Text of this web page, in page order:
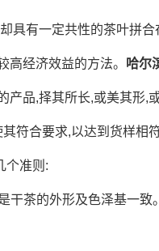
具有一定共性的茶叶拼
高经济效益的方法。 哈尔
产品,择其所长,或美其形,
符合要求,以达到货样相符
个准则:
干茶的外形及色泽基一